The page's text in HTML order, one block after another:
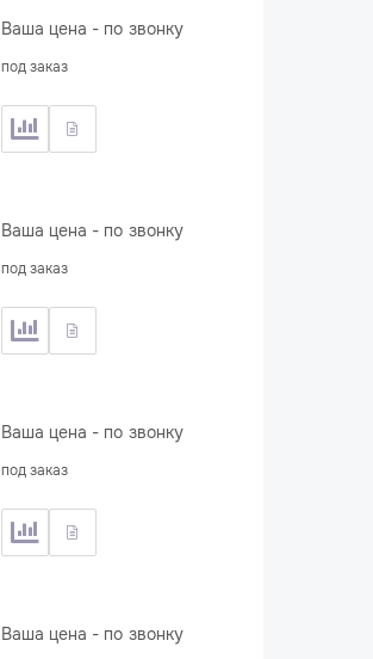
Ваша цена - по звонку
под заказ
Ваша цена - по звонку
под заказ
Ваша цена - по звонку
под заказ
Ваша цена - по звонку